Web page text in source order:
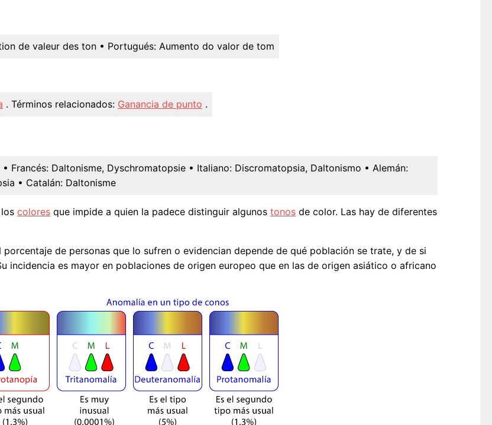
de valeur des ton • Portugués: Aumento do valor de tom
. Términos relacionados: Ganancia de punto .
• Francés: Daltonisme, Dyschromatopsie • Italiano: Discromatopsia, Daltonismo • Alemán:
• Catalán: Daltonisme
colores que impide a quien la padece distinguir algunos tonos de color. Las hay de diferentes
de personas que lo sufren o evidencian depende de qué población se trate, y de si
incidencia es mayor en poblaciones de origen europeo que en las de origen asiático o africano